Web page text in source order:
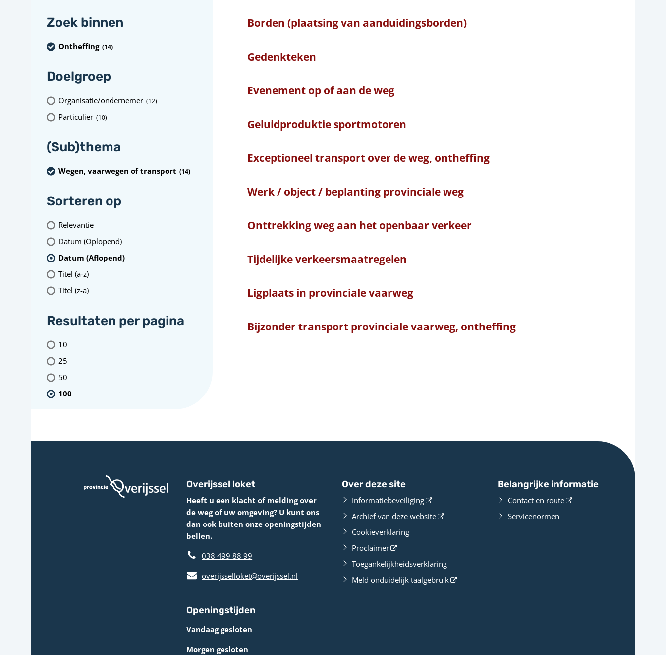
Borden (plaatsing van aanduidingsborden)
Gedenkteken
Evenement op of aan de weg
Geluidproduktie sportmotoren
Exceptioneel transport over de weg, ontheffing
Werk / object / beplanting provinciale weg
Onttrekking weg aan het openbaar verkeer
Tijdelijke verkeersmaatregelen
Ligplaats in provinciale vaarweg
Bijzonder transport provinciale vaarweg, ontheffing
Zoek binnen
Ontheffing (14)
Doelgroep
Organisatie/ondernemer (12)
Particulier (10)
(Sub)thema
Wegen, vaarwegen of transport (14)
Sorteren op
Relevantie
Datum (Oplopend)
Datum (Aflopend)
Titel (a-z)
Titel (z-a)
Resultaten per pagina
10
25
50
100
Overijssel loket
Heeft u een klacht of melding over
de weg of uw omgeving? U kunt ons
dan ook buiten onze openingstijden
bellen.
038 499 88 99
overijsselloket@overijssel.nl
Openingstijden
Vandaag gesloten
Morgen gesloten
Over deze site
Informatiebeveiliging
Archief van deze website
Cookieverklaring
Proclaimer
Toegankelijkheidsverklaring
Meld onduidelijk taalgebruik
Belangrijke informatie
Contact en route
Servicenormen